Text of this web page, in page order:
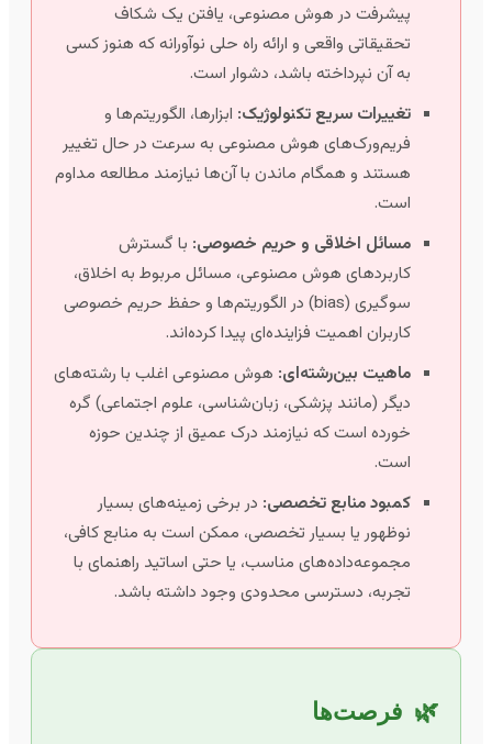
پیشرفت در هوش مصنوعی، یافتن یک شکاف
تحقیقاتی واقعی و ارائه راه حلی نوآورانه که هنوز کسی
به آن نپرداخته باشد، دشوار است.
تغییرات سریع تکنولوژیک:ابزارها، الگوریتم‌ها و
فریم‌ورک‌های هوش مصنوعی به سرعت در حال تغییر
هستند و همگام ماندن با آن‌ها نیازمند مطالعه مداوم
مسائل اخلاقی و حریم خصوصی:با گسترش
کاربردهای هوش مصنوعی، مسائل مربوط به اخلاق،
سوگیری (bias) در الگوریتم‌ها و حفظ حریم خصوصی
کاربران اهمیت فزاینده‌ای پیدا کرده‌اند.
ماهیت بین‌رشته‌ای:هوش مصنوعی اغلب با رشته‌های
دیگر (مانند پزشکی، زبان‌شناسی، علوم اجتماعی) گره
خورده است که نیازمند درک عمیق از چندین حوزه
کمبود منابع تخصصی:در برخی زمینه‌های بسیار
نوظهور یا بسیار تخصصی، ممکن است به منابع کافی،
مجموعه‌داده‌های مناسب، یا حتی اساتید راهنمای با
تجربه، دسترسی محدودی وجود داشته باشد.
فرصت‌ها